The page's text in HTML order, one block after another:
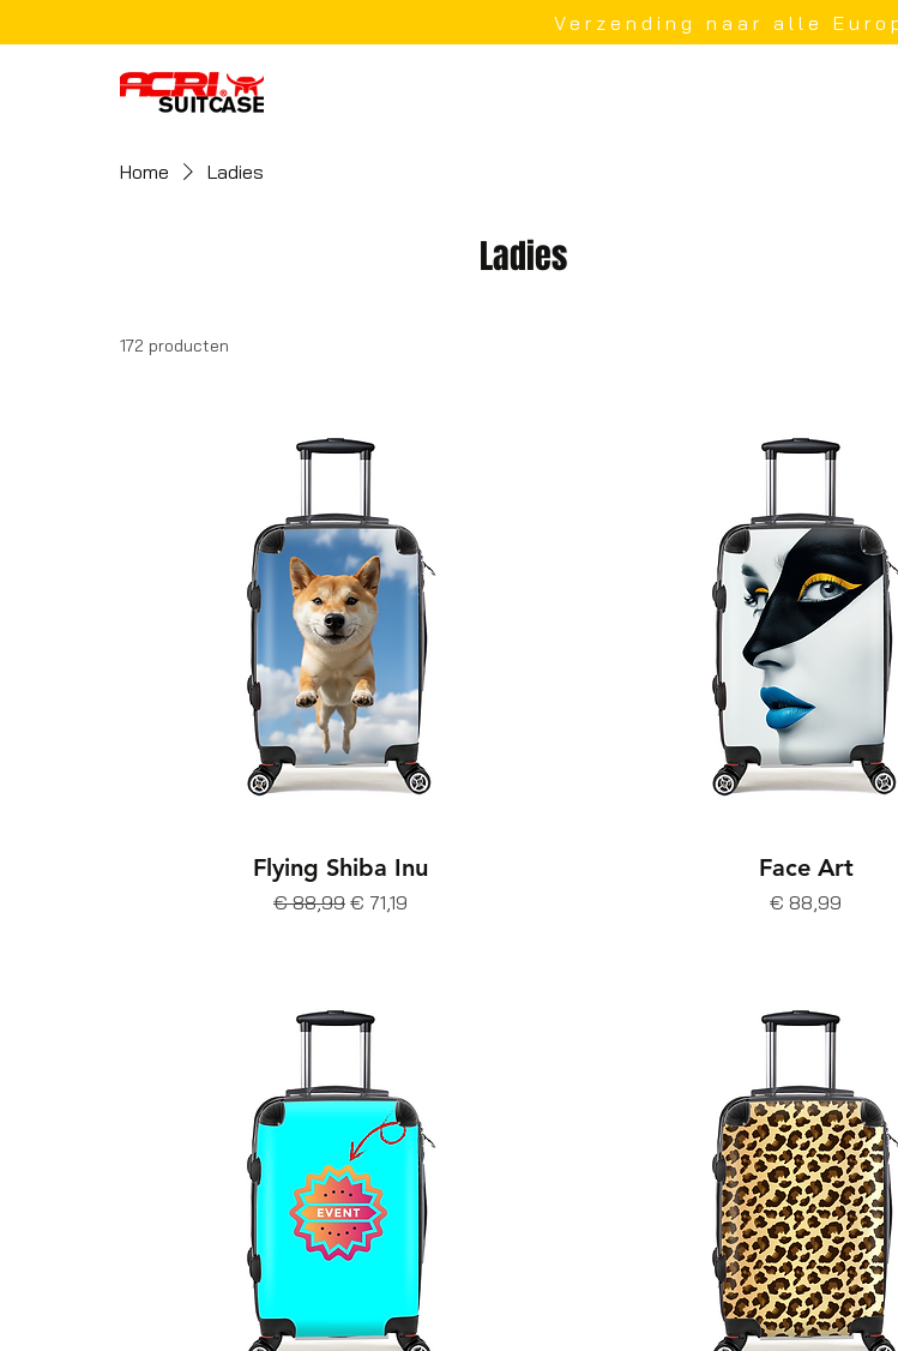
Verzending naar alle
Home Ladies
Ladies
172 producten
Flying Shiba Inu
Normale prijs
€ 88,99 Verkoopprijs
€ 71,19
Face Art
Prijs
€ 88,99